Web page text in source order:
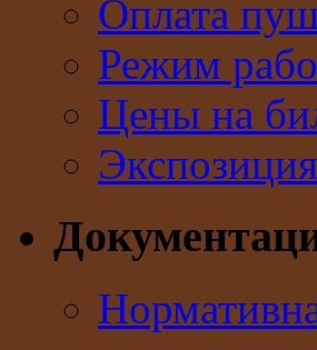
Оплата
Режим
Цены на
Экспозиция